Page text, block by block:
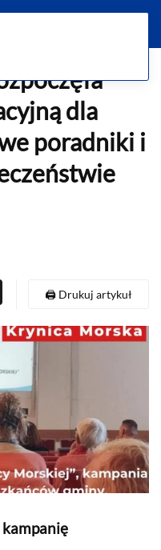
dla
poradniki i
🖨️ Drukuj artykuł